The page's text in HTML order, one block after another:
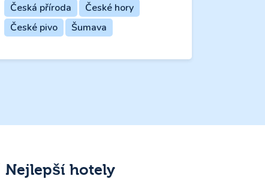
Česká příroda
České hory
České pivo
Šumava
Nejlepší hotely